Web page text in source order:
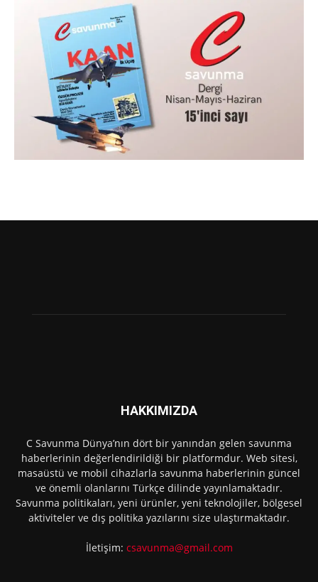
HAKKIMIZDA
C Savunma Dünya’nın dört bir yanından gelen savunma
haberlerinin değerlendirildiği bir platformdur. Web sitesi,
masaüstü ve mobil cihazlarla savunma haberlerinin güncel
ve önemli olanlarını Türkçe dilinde yayınlamaktadır.
Savunma politikaları, yeni ürünler, yeni teknolojiler, bölgesel
aktiviteler ve dış politika yazılarını size ulaştırmaktadır.
İletişim: csavunma@gmail.com